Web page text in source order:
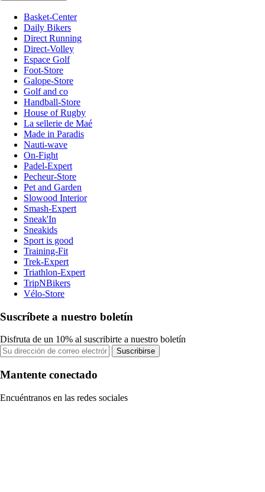
Basket-Center
Daily Bikers
Direct Running
Direct-Volley
Espace Golf
Foot-Store
Galope-Store
Golf and co
Handball-Store
House of Rugby
La sellerie de Maé
Made in Paradis
Nauti-wave
On-Fight
Padel-Expert
Pecheur-Store
Pet and Garden
Slowood Interior
Smash-Expert
Sneak'In
Sneakids
Sport is good
Training-Fit
Trek-Expert
Triathlon-Expert
TripNBikers
Vélo-Store
Suscríbete a nuestro boletín
Disfruta de un 10% al suscribirte a nuestro boletín
Suscribirse
Mantente conectado
Encuéntranos en las redes sociales